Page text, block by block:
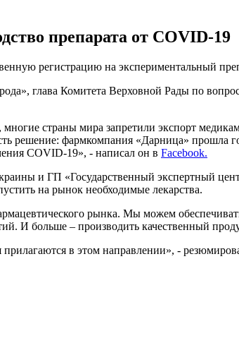
препарата от COVID-19
регистрацию на экспериментальный
глава Комитета Верховной Рады по
страны мира запретили экспорт
решение: фармкомпания «Дарница» прошла
COVID-19», - написал он в Facebook.
и ГП «Государственный экспертный
на рынок необходимые лекарства.
рынка. Мы можем
И больше – производить качественный
в этом направлении», -